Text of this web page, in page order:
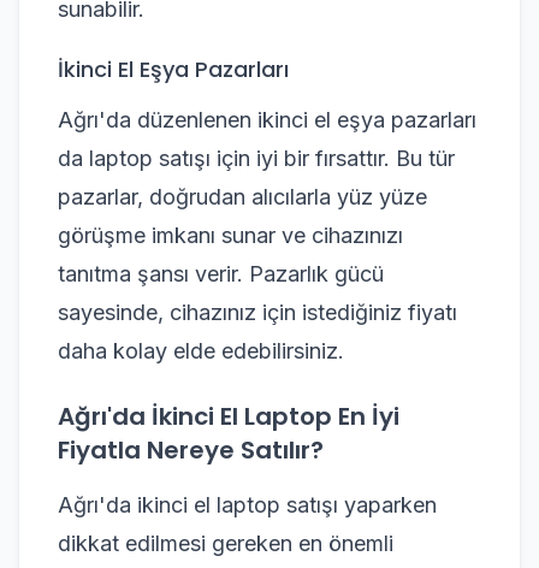
sunabilir.
İkinci El Eşya Pazarları
Ağrı'da düzenlenen ikinci el eşya pazarları
da laptop satışı için iyi bir fırsattır. Bu tür
pazarlar, doğrudan alıcılarla yüz yüze
görüşme imkanı sunar ve cihazınızı
tanıtma şansı verir. Pazarlık gücü
sayesinde, cihazınız için istediğiniz fiyatı
daha kolay elde edebilirsiniz.
Ağrı'da İkinci El Laptop En İyi
Fiyatla Nereye Satılır?
Ağrı'da ikinci el laptop satışı yaparken
dikkat edilmesi gereken en önemli